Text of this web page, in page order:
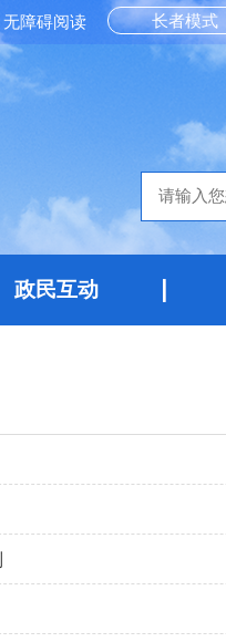
长者模式
无障碍阅读
政民互动